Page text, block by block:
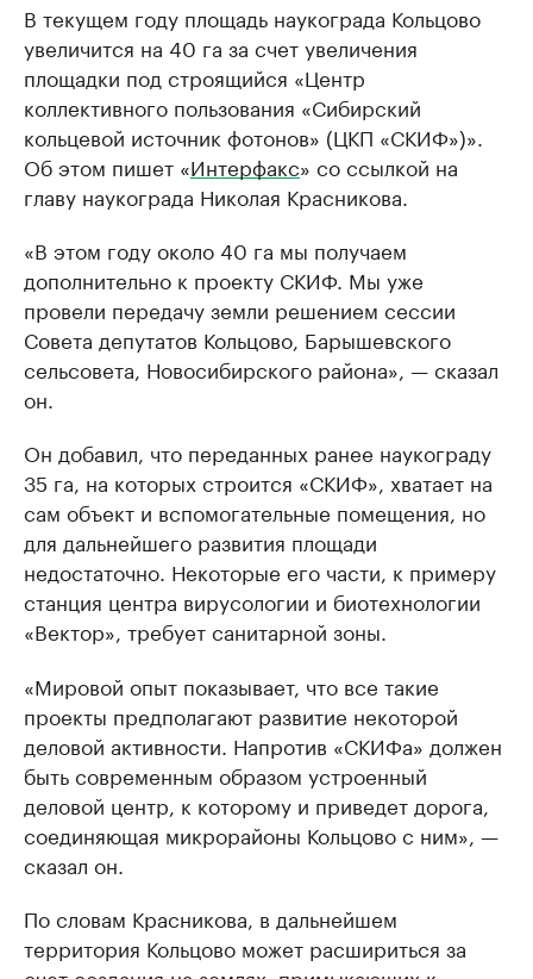
В текущем году площадь наукограда Кольцово
увеличится на 40 га за счет увеличения
площадки под строящийся «Центр
коллективного пользования «Сибирский
кольцевой источник фотонов» (ЦКП «СКИФ»)».
Об этом пишет «Интерфакс» со ссылкой на
главу наукограда Николая Красникова.
«В этом году около 40 га мы получаем
дополнительно к проекту СКИФ. Мы уже
провели передачу земли решением сессии
Совета депутатов Кольцово, Барышевского
сельсовета, Новосибирского района», — сказал
он.
Он добавил, что переданных ранее наукограду
35 га, на которых строится «СКИФ», хватает на
сам объект и вспомогательные помещения, но
для дальнейшего развития площади
недостаточно. Некоторые его части, к примеру
станция центра вирусологии и биотехнологии
«Вектор», требует санитарной зоны.
«Мировой опыт показывает, что все такие
проекты предполагают развитие некоторой
деловой активности. Напротив «СКИФа» должен
быть современным образом устроенный
деловой центр, к которому и приведет дорога,
соединяющая микрорайоны Кольцово с ним», —
сказал он.
По словам Красникова, в дальнейшем
территория Кольцово может расшириться за